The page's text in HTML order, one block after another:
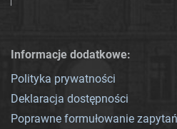
Informacje dodatkowe:
Polityka prywatności
Deklaracja dostępności
Poprawne formułowanie zapytań